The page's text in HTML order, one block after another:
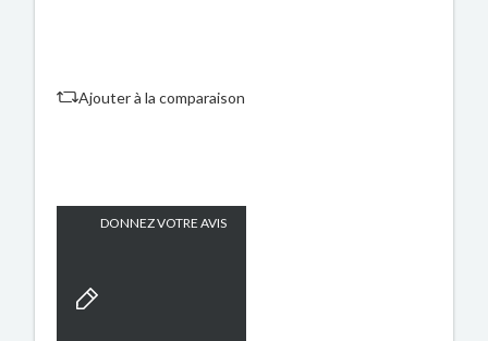
Ajouter à la comparaison
DONNEZ VOTRE AVIS